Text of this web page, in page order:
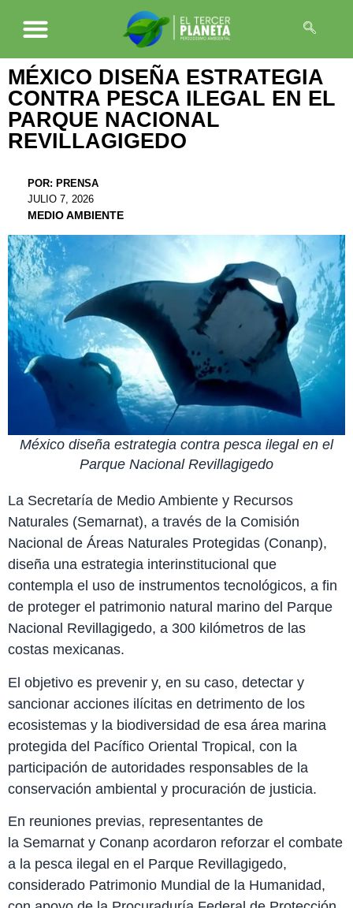
MÉXICO DISEÑA ESTRATEGIA
CONTRA PESCA ILEGAL EN EL
PARQUE NACIONAL
REVILLAGIGEDO
POR: PRENSA
JULIO 7, 2026
MEDIO AMBIENTE
México diseña estrategia contra pesca ilegal en el
Parque Nacional Revillagigedo
La Secretaría de Medio Ambiente y Recursos
Naturales (Semarnat), a través de la Comisión
Nacional de Áreas Naturales Protegidas (Conanp),
diseña una estrategia interinstitucional que
contempla el uso de instrumentos tecnológicos, a fin
de proteger el patrimonio natural marino del Parque
Nacional Revillagigedo, a 300 kilómetros de las
costas mexicanas.
El objetivo es prevenir y, en su caso, detectar y
sancionar acciones ilícitas en detrimento de los
ecosistemas y la biodiversidad de esa área marina
protegida del Pacífico Oriental Tropical, con la
participación de autoridades responsables de la
conservación ambiental y procuración de justicia.
En reuniones previas, representantes de
la Semarnat y Conanp acordaron reforzar el combate
a la pesca ilegal en el Parque Revillagigedo,
considerado Patrimonio Mundial de la Humanidad,